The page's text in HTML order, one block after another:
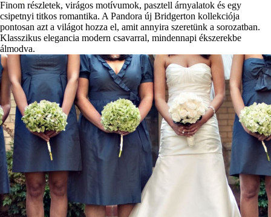
Finom részletek, virágos motívumok, pasztell árnyalatok és egy
csipetnyi titkos romantika. A Pandora új Bridgerton kollekciója
pontosan azt a világot hozza el, amit annyira szeretünk a sorozatban.
Klasszikus elegancia modern csavarral, mindennapi ékszerekbe
álmodva.